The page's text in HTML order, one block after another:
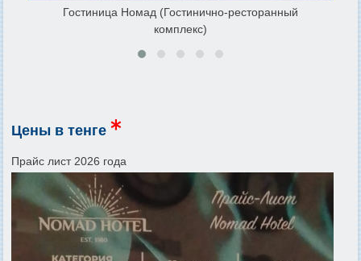
Гостиница Номад (Гостинично-ресторанный
комплекс)
Цены в тенге
Прайс лист 2026 года